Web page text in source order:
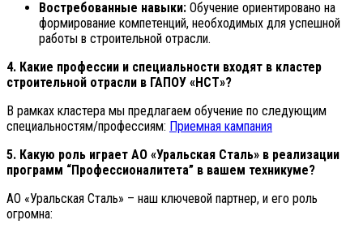
Востребованные навыки: Обучение ориентировано на
формирование компетенций, необходимых для успешной
работы в строительной отрасли.
4. Какие профессии и специальности входят в кластер
строительной отрасли в ГАПОУ «НСТ»?
В рамках кластера мы предлагаем обучение по следующим
специальностям/профессиям: Приемная кампания
5. Какую роль играет АО «Уральская Сталь» в реализации
программ “Профессионалитета” в вашем техникуме?
АО «Уральская Сталь» – наш ключевой партнер, и его роль
огромна: